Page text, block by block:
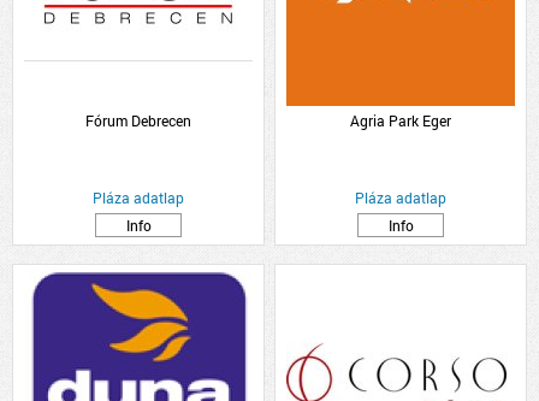
Fórum Debrecen
Pláza adatlap
Info
Agria Park Eger
Pláza adatlap
Info